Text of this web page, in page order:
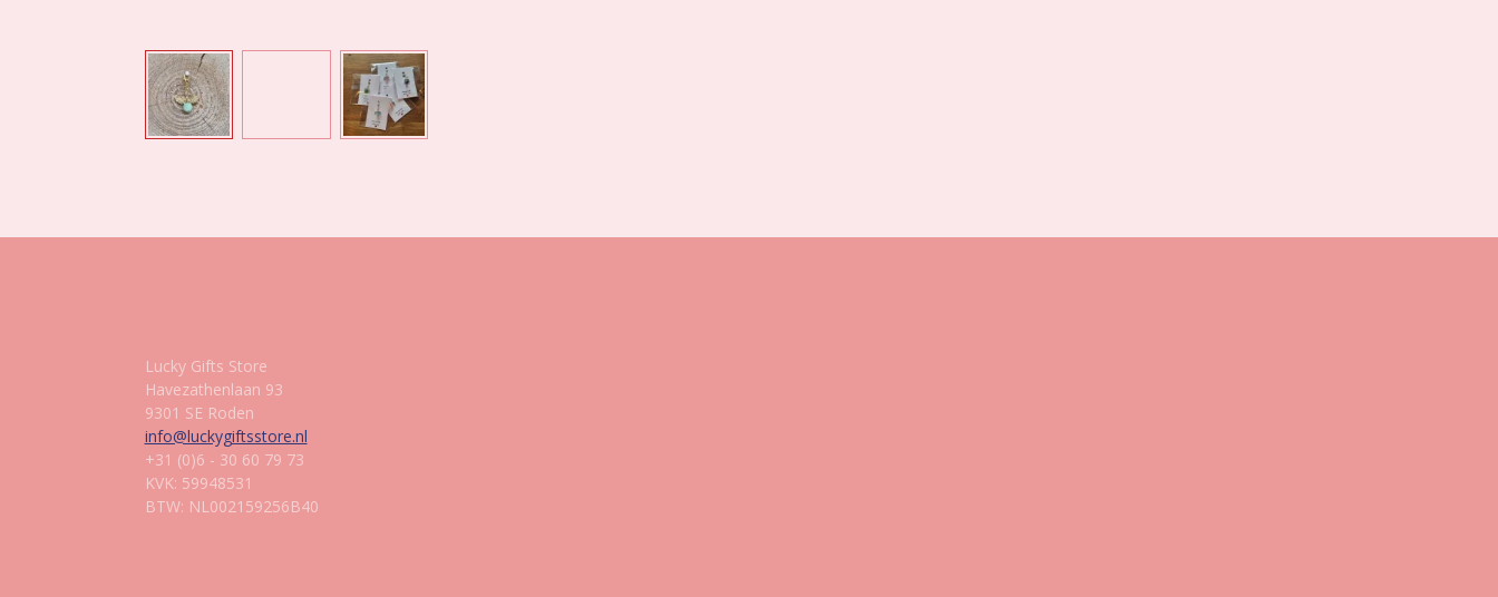
Lucky Gifts Store
Havezathenlaan 93
9301 SE Roden
info@luckygiftsstore.nl
+31 (0)6 - 30 60 79 73
KVK: 59948531
BTW: NL002159256B40